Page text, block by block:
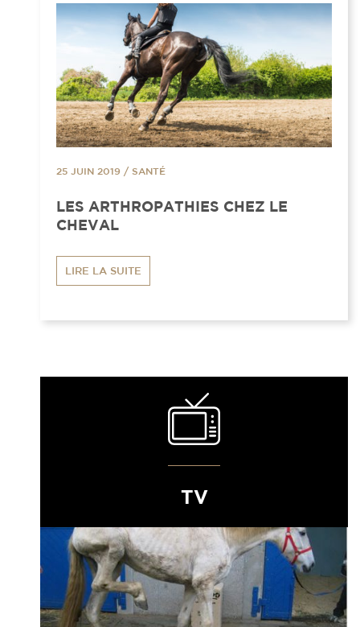
25 JUIN 2019 / SANTÉ
LES ARTHROPATHIES CHEZ LE
CHEVAL
LIRE LA SUITE
TV